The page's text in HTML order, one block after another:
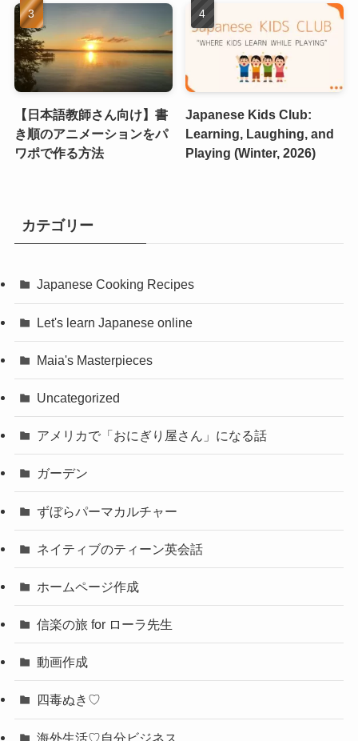
【日本語教師さん向け】書
き順のアニメーションをパ
ワポで作る方法
Japanese Kids Club:
Learning, Laughing, and
Playing (Winter, 2026)
カテゴリー
Japanese Cooking Recipes
Let's learn Japanese online
Maia's Masterpieces
Uncategorized
アメリカで「おにぎり屋さん」になる話
ガーデン
ずぼらパーマカルチャー
ネイティブのティーン英会話
ホームページ作成
信楽の旅 for ローラ先生
動画作成
四毒ぬき♡
海外生活♡自分ビジネス